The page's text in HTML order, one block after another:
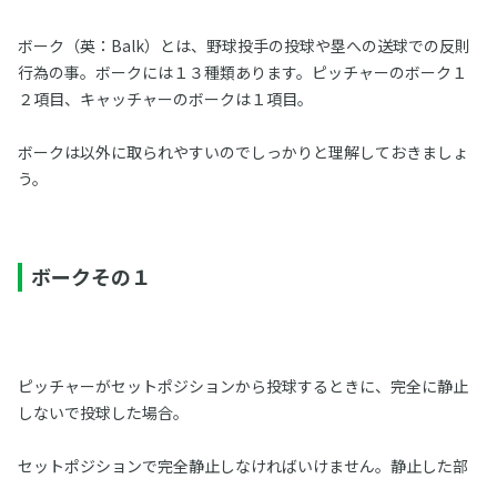
ボーク（英：Balk）とは、野球投手の投球や塁への送球での反則
行為の事。ボークには１３種類あります。ピッチャーのボーク１
２項目、キャッチャーのボークは１項目。
ボークは以外に取られやすいのでしっかりと理解しておきましょ
う。
ボークその１
ピッチャーがセットポジションから投球するときに、完全に静止
しないで投球した場合。
セットポジションで完全静止しなければいけません。静止した部